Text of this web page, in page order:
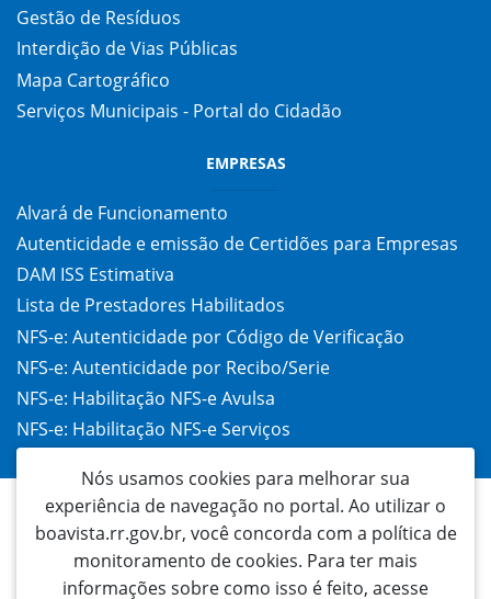
Gestão de Resíduos
Interdição de Vias Públicas
Mapa Cartográfico
Serviços Municipais - Portal do Cidadão
EMPRESAS
Alvará de Funcionamento
Autenticidade e emissão de Certidões para Empresas
DAM ISS Estimativa
Lista de Prestadores Habilitados
NFS-e: Autenticidade por Código de Verificação
NFS-e: Autenticidade por Recibo/Serie
NFS-e: Habilitação NFS-e Avulsa
NFS-e: Habilitação NFS-e Serviços
Nós usamos cookies para melhorar sua
experiência de navegação no portal. Ao utilizar o
boavista.rr.gov.br, você concorda com a política de
monitoramento de cookies. Para ter mais
informações sobre como isso é feito, acesse